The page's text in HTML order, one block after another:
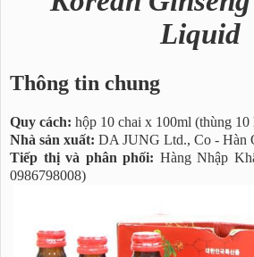
Liquid
Thông tin chung
Quy cách: hộp 10 chai x 100ml (thùng 10
Nhà sản xuất: DA JUNG Ltd., Co - Hàn
Tiếp thị và phân phối: Hàng Nhập
0986798008)